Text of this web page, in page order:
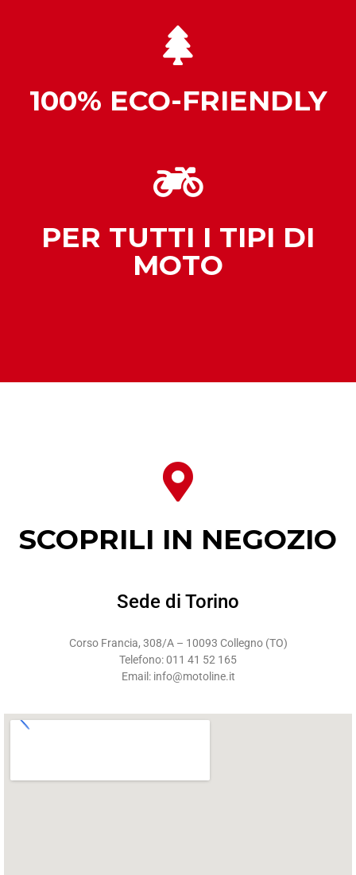
100% ECO-FRIENDLY
PER TUTTI I TIPI DI
MOTO
SCOPRILI IN NEGOZIO
Sede di Torino
Corso Francia, 308/A – 10093 Collegno (TO)
Telefono: 011 41 52 165
Email: info@motoline.it